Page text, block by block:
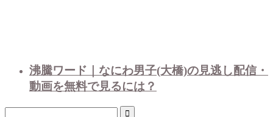
沸騰ワード｜なにわ男子(大橋)の見逃し配信・
動画を無料で見るには？